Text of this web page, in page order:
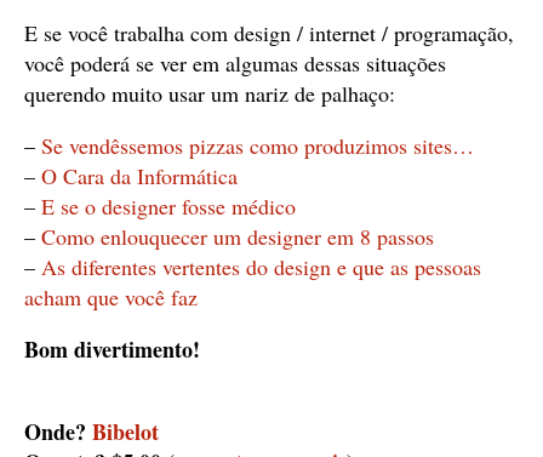
E se você trabalha com design / internet / programação,
você poderá se ver em algumas dessas situações
querendo muito usar um nariz de palhaço:
– Se vendêssemos pizzas como produzimos sites…
– O Cara da Informática
– E se o designer fosse médico
– Como enlouquecer um designer em 8 passos
– As diferentes vertentes do design e que as pessoas
acham que você faz
Bom divertimento!
Onde? Bibelot